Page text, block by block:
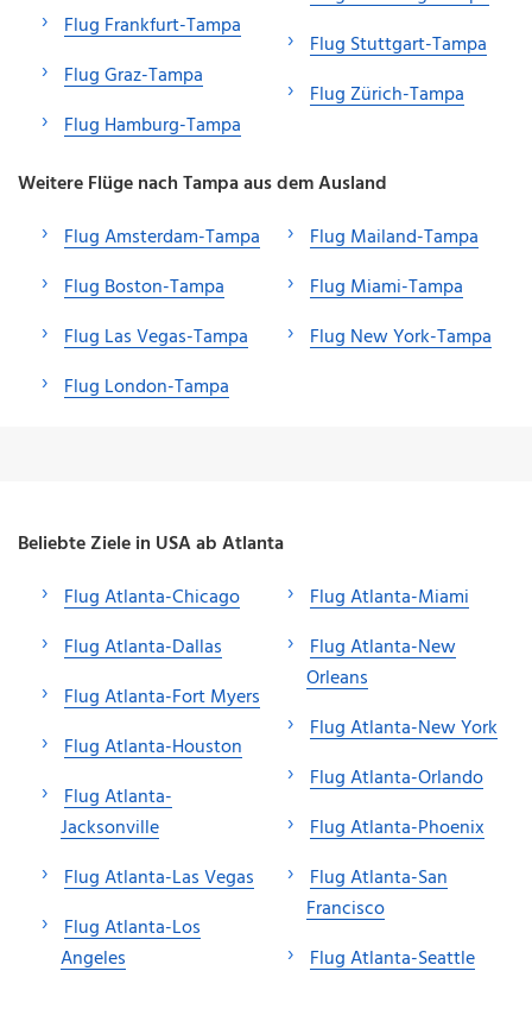
Flug Frankfurt-Tampa
Flug Graz-Tampa
Flug Hamburg-Tampa
Flug Stuttgart-Tampa
Flug Zürich-Tampa
Weitere Flüge nach Tampa aus dem Ausland
Flug Amsterdam-Tampa
Flug Boston-Tampa
Flug Las Vegas-Tampa
Flug London-Tampa
Flug Mailand-Tampa
Flug Miami-Tampa
Flug New York-Tampa
Beliebte Ziele in USA ab Atlanta
Flug Atlanta-Chicago
Flug Atlanta-Dallas
Flug Atlanta-Fort Myers
Flug Atlanta-Houston
Flug Atlanta-
Jacksonville
Flug Atlanta-Las Vegas
Flug Atlanta-Los
Angeles
Flug Atlanta-Miami
Flug Atlanta-New
Orleans
Flug Atlanta-New York
Flug Atlanta-Orlando
Flug Atlanta-Phoenix
Flug Atlanta-San
Francisco
Flug Atlanta-Seattle